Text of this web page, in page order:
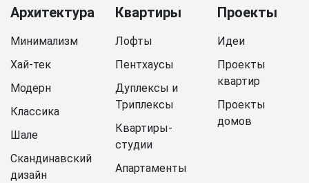
Архитектура
Минимализм
Хай-тек
Модерн
Классика
Шале
Скандинавский
дизайн
Квартиры
Лофты
Пентхаусы
Дуплексы и
Триплексы
Квартиры-
студии
Апартаменты
Проекты
Идеи
Проекты
квартир
Проекты
домов